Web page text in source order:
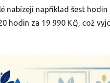
nabízejí například šest hodin
hodin za 19 990 Kč), což